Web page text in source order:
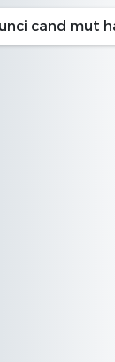
cand mut